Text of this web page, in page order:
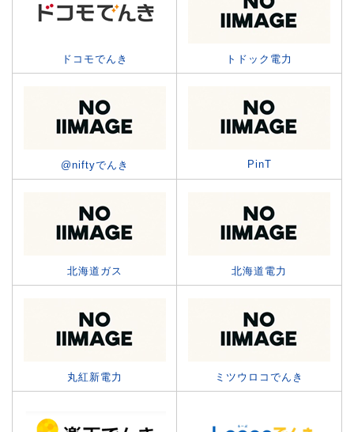
ドコモでんき トドック電力
@niftyでんき PinT
北海道ガス 北海道電力
丸紅新電力 ミツウロコでんき